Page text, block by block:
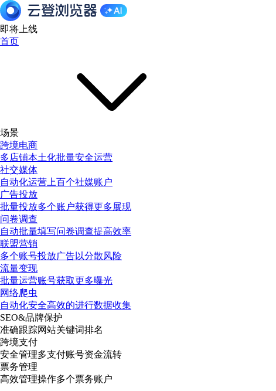
即将上线
首页
场景
跨境电商
多店铺本土化批量安全运营
社交媒体
自动化运营上百个社媒账户
广告投放
批量投放多个账户获得更多展现
问卷调查
自动批量填写问卷调查提高效率
联盟营销
多个账号投放广告以分散风险
流量变现
批量运营账号获取更多曝光
网络爬虫
自动化安全高效的进行数据收集
SEO&品牌保护
准确跟踪网站关键词排名
跨境支付
安全管理多支付账号资金流转
票务管理
高效管理操作多个票务账户